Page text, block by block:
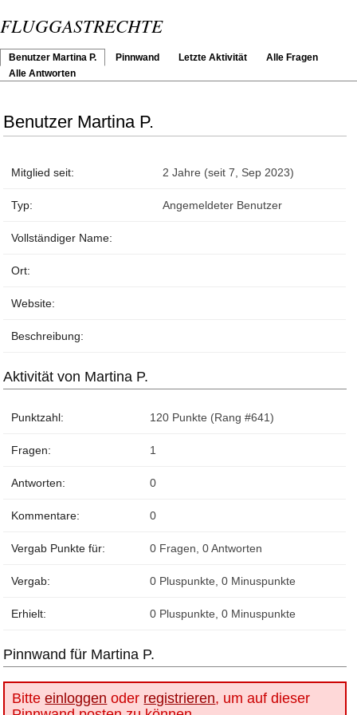
FLUGGASTRECHTE
Benutzer Martina P. Pinnwand Letzte Aktivität
Alle Fragen
Alle Antworten
Benutzer Martina P.
Mitglied seit: 2 Jahre (seit 7, Sep 2023)
Typ: Angemeldeter Benutzer
Vollständiger Name:
Ort:
Website:
Beschreibung:
Aktivität von Martina P.
Punktzahl: 120 Punkte (Rang #641)
Fragen: 1
Antworten: 0
Kommentare: 0
Vergab Punkte für: 0 Fragen,0Antworten
Vergab: 0 Pluspunkte,0 Minuspunkte
Erhielt: 0 Pluspunkte,0 Minuspunkte
Pinnwand für Martina P.
Bitteeinloggen oder registrieren, um auf dieser